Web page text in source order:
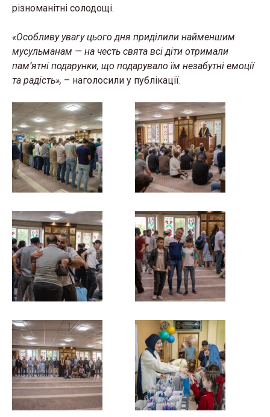
різноманітні солодощі.
«Особливу увагу цього дня приділили найменшим
мусульманам — на честь свята всі діти отримали
пам’ятні подарунки, що подарувало їм незабутні емоції
та радість», – наголосили у публікації.